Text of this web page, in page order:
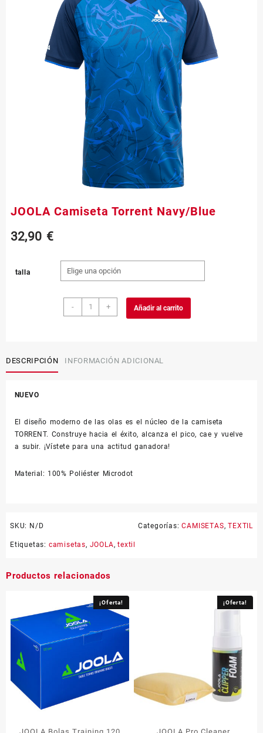
JOOLA Camiseta Torrent Navy/Blue
32,90 €
talla
-
JOOLA
Camiseta
+ Añadir al carrito
DESCRIPCIÓN INFORMACIÓN ADICIONAL
NUEVO
El diseño moderno de las olas es el núcleo de la camiseta
TORRENT. Construye hacia el éxito, alcanza el pico, cae y vuelve
a subir. ¡Vístete para una actitud ganadora!
Material: 100% Poliéster Microdot
SKU: N/D Categorías:CAMISETAS,TEXTIL
Etiquetas: camisetas, JOOLA,textil
Productos relacionados
¡Oferta! ¡Oferta!